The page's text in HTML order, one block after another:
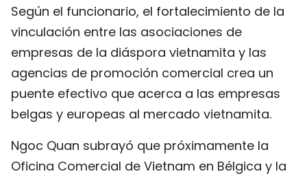
Según el funcionario, el fortalecimiento de la
vinculación entre las asociaciones de
empresas de la diáspora vietnamita y las
agencias de promoción comercial crea un
puente efectivo que acerca a las empresas
belgas y europeas al mercado vietnamita.
Ngoc Quan subrayó que próximamente la
Oficina Comercial de Vietnam en Bélgica y la